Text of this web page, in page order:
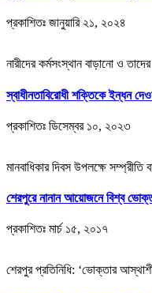
প্রকাশিতঃ জানুয়ারি ২১, ২০২৪
নারীদের কর্মসংস্থান বাড়ানো ও
স্বাধীনতাবিরোধী শক্তিকে ইন্ধন
প্রকাশিতঃ ডিসেম্বর ১০, ২০২৩
মানবাধিকার দিবস উপলক্ষে
শেরপুরে নানান আয়োজনে বিশ্ব
প্রকাশিতঃ মার্চ ১৫, ২০১৭
শেরপুর প্রতিনিধি: ‘ভোক্তার